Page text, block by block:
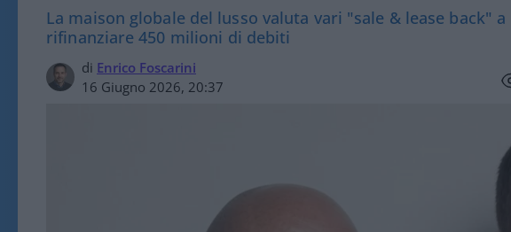
La maison globale del lusso valuta vari "sale & lease back"
rifinanziare 450 milioni di debiti
di Enrico Foscarini
16 Giugno 2026, 20:37